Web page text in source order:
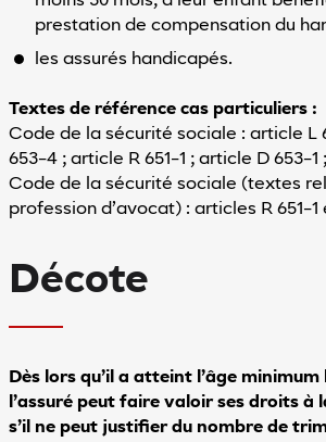
prestation de compensation du
les assurés handicapés.
Textes de référence cas particuliers :
Code de la sécurité sociale : article L
653-4 ; article R 651-1 ; article D 653-
Code de la sécurité sociale (textes
profession d’avocat) : articles R 651-1
Décote
Dès lors qu’il a atteint l’âge
l’assuré peut faire valoir ses droits à
s’il ne peut justifier du nombre de